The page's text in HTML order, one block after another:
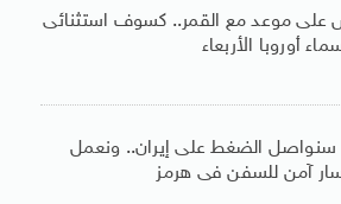
على موعد مع القمر.. كسوف استثنائى
أوروبا الأربعاء
الضغط على إيران.. ونعمل
آمن للسفن فى هرمز